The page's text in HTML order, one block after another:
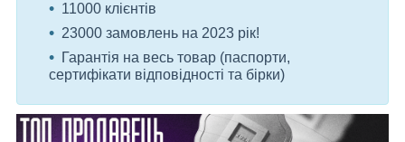
11000 клієнтів
23000 замовлень на 2023 рік!
Гарантія на весь товар (паспорти,
сертифікати відповідності та бірки)